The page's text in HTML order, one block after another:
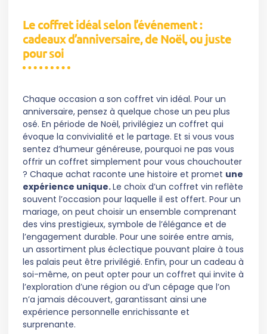
Le coffret idéal selon l’événement :
cadeaux d’anniversaire, de Noël, ou juste
pour soi
Chaque occasion a son coffret vin idéal. Pour un
anniversaire, pensez à quelque chose un peu plus
osé. En période de Noël, privilégiez un coffret qui
évoque la convivialité et le partage. Et si vous vous
sentez d’humeur généreuse, pourquoi ne pas vous
offrir un coffret simplement pour vous chouchouter
? Chaque achat raconte une histoire et promet une
expérience unique.Le choix d’un coffret vin reflète
souvent l’occasion pour laquelle il est offert. Pour un
mariage, on peut choisir un ensemble comprenant
des vins prestigieux, symbole de l’élégance et de
l’engagement durable. Pour une soirée entre amis,
un assortiment plus éclectique pouvant plaire à tous
les palais peut être privilégié. Enfin, pour un cadeau à
soi-même, on peut opter pour un coffret qui invite à
l’exploration d’une région ou d’un cépage que l’on
n’a jamais découvert, garantissant ainsi une
expérience personnelle enrichissante et
surprenante.